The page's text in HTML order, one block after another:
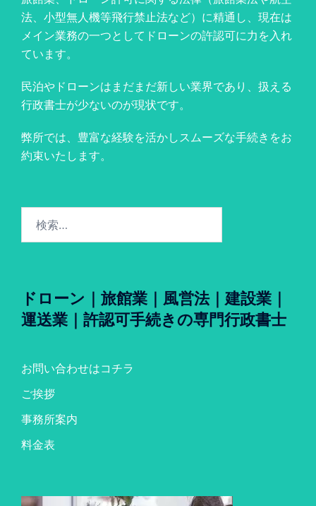
法、小型無人機等飛行禁止法など）に精通し、現在は
メイン業務の一つとしてドローンの許認可に力を入れ
ています。
民泊やドローンはまだまだ新しい業界であり、扱える
行政書士が少ないのが現状です。
弊所では、豊富な経験を活かしスムーズな手続きをお
約束いたします。
ドローン｜旅館業｜風営法｜建設業｜
運送業｜許認可手続きの専門行政書士
お問い合わせはコチラ
ご挨拶
事務所案内
料金表